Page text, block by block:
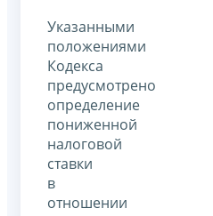
Указанными
положениями
Кодекса
предусмотрено
определение
пониженной
налоговой
ставки
в
отношении